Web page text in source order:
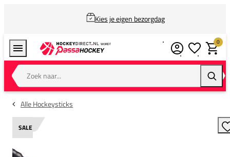
Kies je eigen bezorgdag
Zoek naar...
0
Alle Hockeysticks
SALE